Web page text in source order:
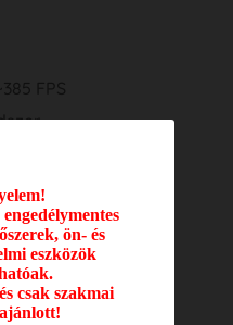
ön- és
eszközök
csak szakmai
nem tartozék.